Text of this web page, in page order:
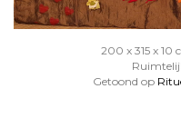
200 x 315 x
Getoond op